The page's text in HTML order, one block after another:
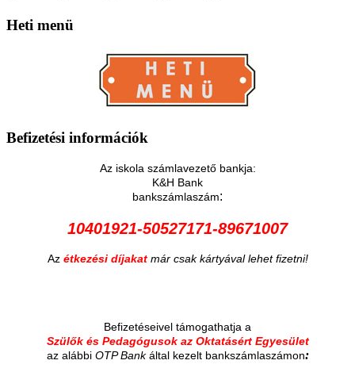
Heti menü
Befizetési információk
Az iskola számlavezető bankja:
K&H Bank
bankszámlaszám:
10401921-50527171-89671007
Az étkezési díjakat már csak kártyával lehet fizetni!
Befizetéseivel támogathatja a
Szülők és Pedagógusok az Oktatásért Egyesület
az alábbi OTP Bankáltal kezelt bankszámlaszámon: